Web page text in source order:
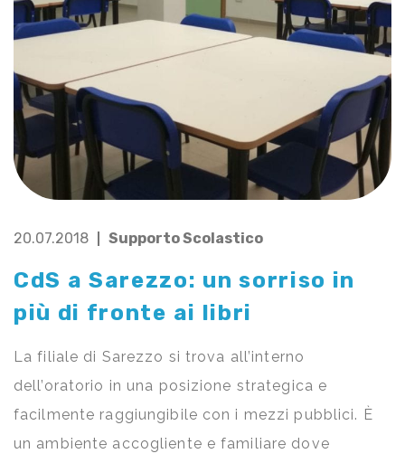
20.07.2018 Supporto Scolastico
CdS a Sarezzo: un sorriso in
più di fronte ai libri
La filiale di Sarezzo si trova all’interno
dell’oratorio in una posizione strategica e
facilmente raggiungibile con i mezzi pubblici. È
un ambiente accogliente e familiare dove